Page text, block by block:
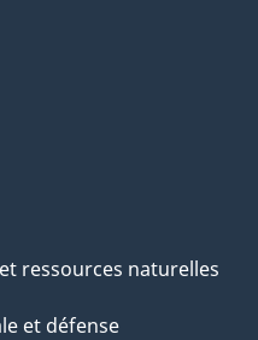
ressources naturelles
et défense